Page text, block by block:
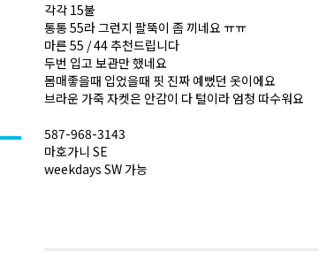
각각 15불
통통 55라 그런지 팔뚝이 좀 끼네요 ㅠㅠ
마른 55 / 44 추천드립니다
두번 입고 보관만 했네요
몸매좋을때 입었을때 핏 진짜 예뻤던 옷이에요
브라운 가죽 자켓은 안감이 다 털이라 엄청 따수워요
587-968-3143
마호가니 SE
weekdays SW 가능